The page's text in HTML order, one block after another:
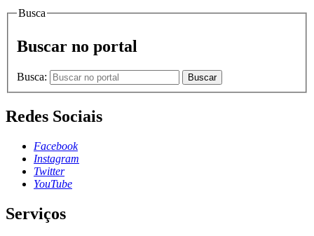
Busca
Buscar no portal
Busca: Buscar
Redes Sociais
Facebook
Instagram
Twitter
YouTube
Serviços